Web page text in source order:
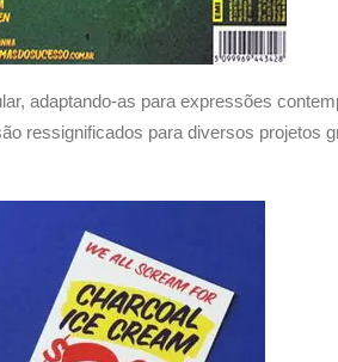
adaptando-as para expressões
ressignificados para diversos projetos